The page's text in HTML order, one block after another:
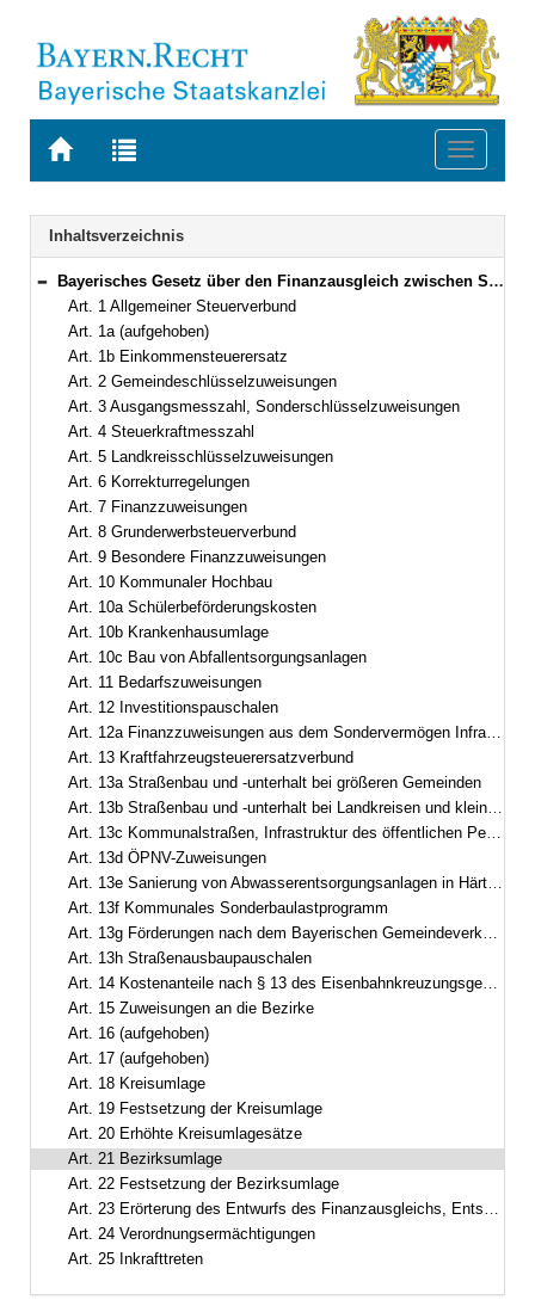
Zur
BAYERN.RECHT
Zur
letzten
Suche
Toggle
Navigation
Inhaltsverzeichnis
Bereich reduzieren
Bayerisches Gesetz über den Finanzausgleich zwischen Staat, Gemeinden und Gemeindeverbänden (Bayerisches Finanzausgleichsgesetz – BayFAG) in der Fassung der Bekanntmachung vom 16. April 2013 (GVBl. S. 210) BayRS 605-1-F (Art. 1–25)
Art. 1 Allgemeiner Steuerverbund
Art. 1a (aufgehoben)
Art. 1b Einkommensteuerersatz
Art. 2 Gemeindeschlüsselzuweisungen
Art. 3 Ausgangsmesszahl, Sonderschlüsselzuweisungen
Art. 4 Steuerkraftmesszahl
Art. 5 Landkreisschlüsselzuweisungen
Art. 6 Korrekturregelungen
Art. 7 Finanzzuweisungen
Art. 8 Grunderwerbsteuerverbund
Art. 9 Besondere Finanzzuweisungen
Art. 10 Kommunaler Hochbau
Art. 10a Schülerbeförderungskosten
Art. 10b Krankenhausumlage
Art. 10c Bau von Abfallentsorgungsanlagen
Art. 11 Bedarfszuweisungen
Art. 12 Investitionspauschalen
Art. 12a Finanzzuweisungen aus dem Sondervermögen Infrastruktur und Klimaneutralität des Bundes
Art. 13 Kraftfahrzeugsteuerersatzverbund
Art. 13a Straßenbau und -unterhalt bei größeren Gemeinden
Art. 13b Straßenbau und -unterhalt bei Landkreisen und kleineren Gemeinden
Art. 13c Kommunalstraßen, Infrastruktur des öffentlichen Personennahverkehrs
Art. 13d ÖPNV-Zuweisungen
Art. 13e Sanierung von Abwasserentsorgungsanlagen in Härtefällen
Art. 13f Kommunales Sonderbaulastprogramm
Art. 13g Förderungen nach dem Bayerischen Gemeindeverkehrsfinanzierungsgesetz
Art. 13h Straßenausbaupauschalen
Art. 14 Kostenanteile nach § 13 des Eisenbahnkreuzungsgesetzes
Art. 15 Zuweisungen an die Bezirke
Art. 16 (aufgehoben)
Art. 17 (aufgehoben)
Art. 18 Kreisumlage
Art. 19 Festsetzung der Kreisumlage
Art. 20 Erhöhte Kreisumlagesätze
Art. 21 Bezirksumlage
Art. 22 Festsetzung der Bezirksumlage
Art. 23 Erörterung des Entwurfs des Finanzausgleichs, Entscheidungsgrundlagen
Art. 24 Verordnungsermächtigungen
Art. 25 Inkrafttreten